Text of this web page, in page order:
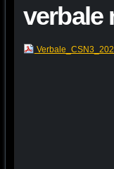
verbale